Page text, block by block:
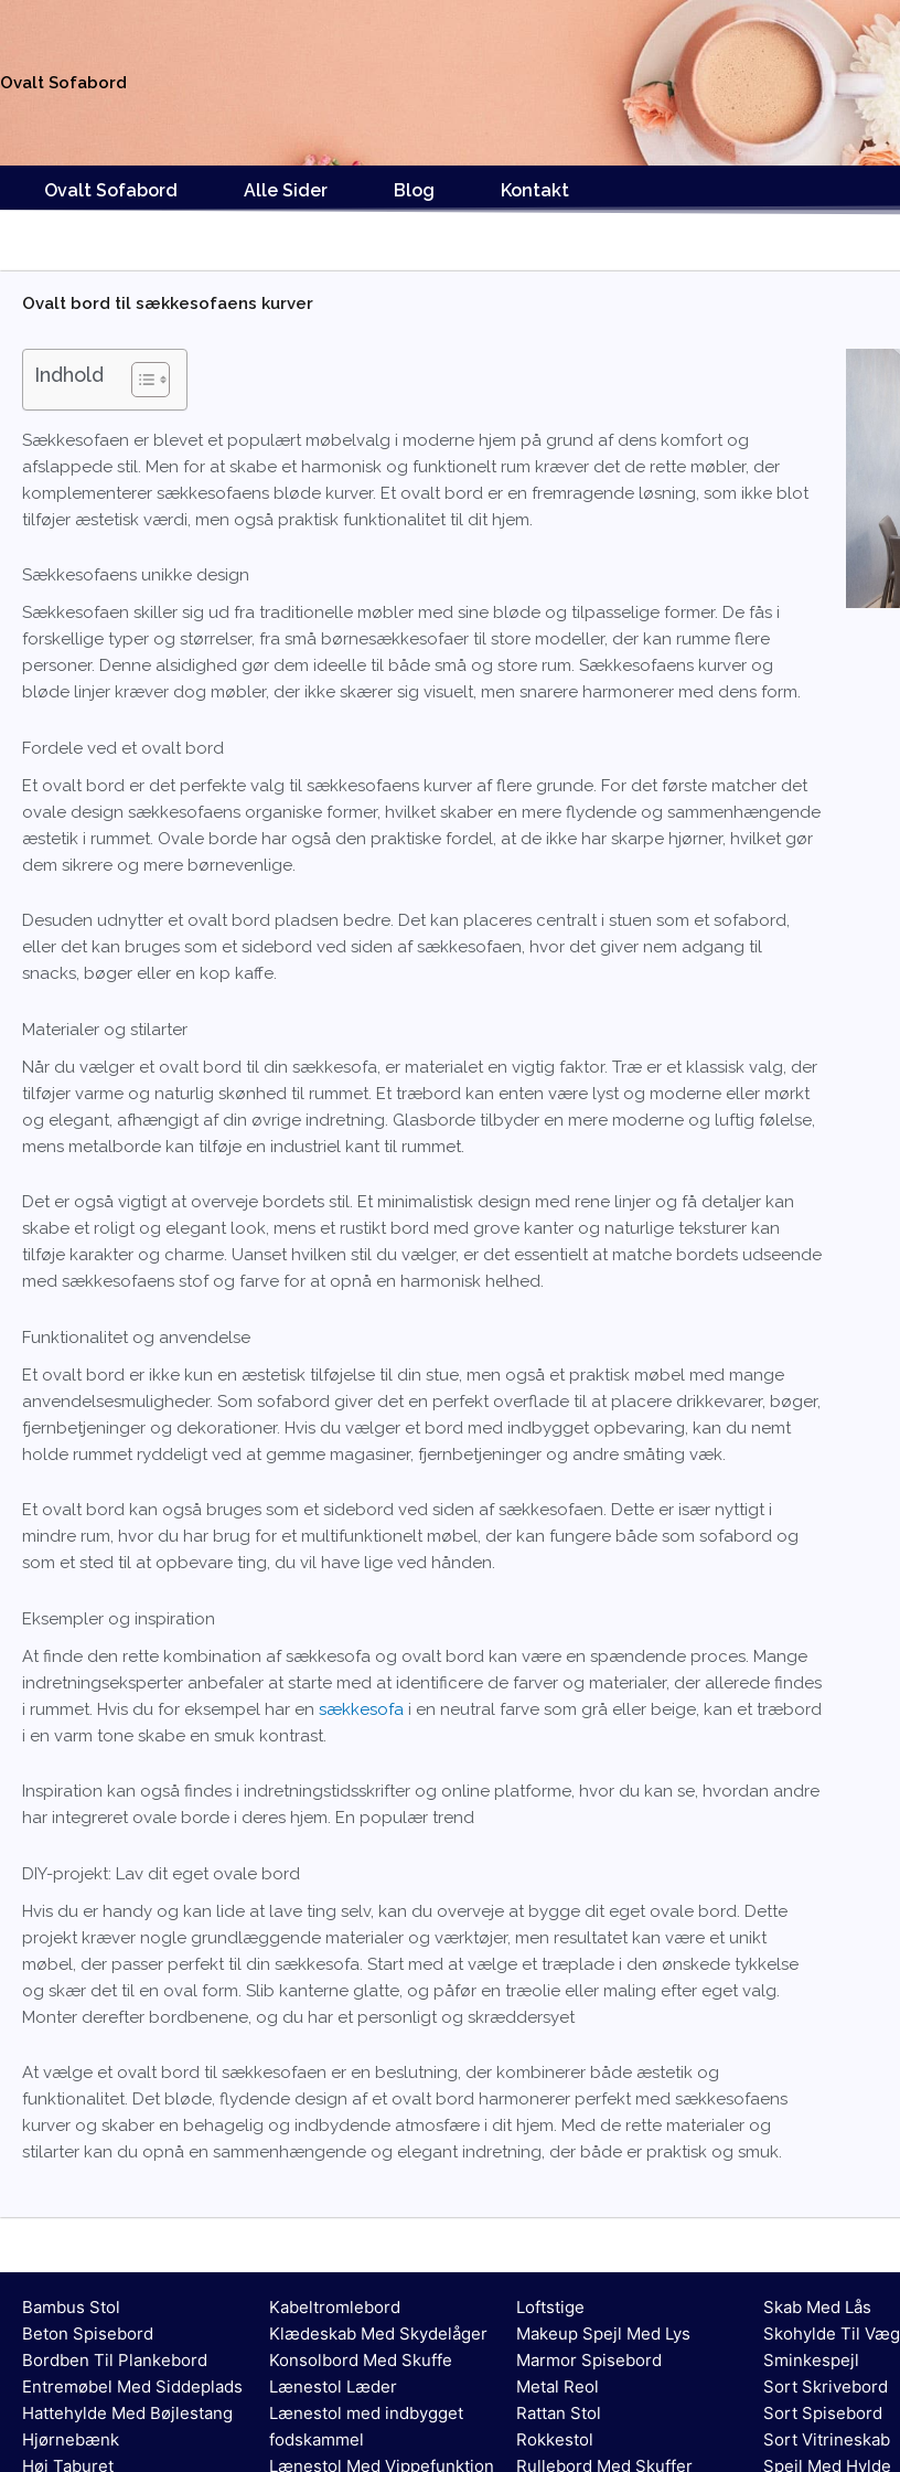
Ovalt Sofabord
Ovalt Sofabord Alle Sider Blog Kontakt
Ovalt bord til sækkesofaens kurver
Indhold
Sækkesofaen er blevet et populært møbelvalg i moderne hjem på grund af dens komfort og
afslappede stil. Men for at skabe et harmonisk og funktionelt rum kræver det de rette møbler, der
komplementerer sækkesofaens bløde kurver. Et ovalt bord er en fremragende løsning, som ikke blot
tilføjer æstetisk værdi, men også praktisk funktionalitet til dit hjem.
Sækkesofaens unikke design
Sækkesofaen skiller sig ud fra traditionelle møbler med sine bløde og tilpasselige former. De fås i
forskellige typer og størrelser, fra små børnesækkesofaer til store modeller, der kan rumme flere
personer. Denne alsidighed gør dem ideelle til både små og store rum. Sækkesofaens kurver og
bløde linjer kræver dog møbler, der ikke skærer sig visuelt, men snarere harmonerer med dens form.
Fordele ved et ovalt bord
Et ovalt bord er det perfekte valg til sækkesofaens kurver af flere grunde. For det første matcher det
ovale design sækkesofaens organiske former, hvilket skaber en mere flydende og sammenhængende
æstetik i rummet. Ovale borde har også den praktiske fordel, at de ikke har skarpe hjørner, hvilket gør
dem sikrere og mere børnevenlige.
Desuden udnytter et ovalt bord pladsen bedre. Det kan placeres centralt i stuen som et sofabord,
eller det kan bruges som et sidebord ved siden af sækkesofaen, hvor det giver nem adgang til
snacks, bøger eller en kop kaffe.
Materialer og stilarter
Når du vælger et ovalt bord til din sækkesofa, er materialet en vigtig faktor. Træ er et klassisk valg, der
tilføjer varme og naturlig skønhed til rummet. Et træbord kan enten være lyst og moderne eller mørkt
og elegant, afhængigt af din øvrige indretning. Glasborde tilbyder en mere moderne og luftig følelse,
mens metalborde kan tilføje en industriel kant til rummet.
Det er også vigtigt at overveje bordets stil. Et minimalistisk design med rene linjer og få detaljer kan
skabe et roligt og elegant look, mens et rustikt bord med grove kanter og naturlige teksturer kan
tilføje karakter og charme. Uanset hvilken stil du vælger, er det essentielt at matche bordets udseende
med sækkesofaens stof og farve for at opnå en harmonisk helhed.
Funktionalitet og anvendelse
Et ovalt bord er ikke kun en æstetisk tilføjelse til din stue, men også et praktisk møbel med mange
anvendelsesmuligheder. Som sofabord giver det en perfekt overflade til at placere drikkevarer, bøger,
fjernbetjeninger og dekorationer. Hvis du vælger et bord med indbygget opbevaring, kan du nemt
holde rummet ryddeligt ved at gemme magasiner, fjernbetjeninger og andre småting væk.
Et ovalt bord kan også bruges som et sidebord ved siden af sækkesofaen. Dette er især nyttigt i
mindre rum, hvor du har brug for et multifunktionelt møbel, der kan fungere både som sofabord og
som et sted til at opbevare ting, du vil have lige ved hånden.
Eksempler og inspiration
At finde den rette kombination af sækkesofa og ovalt bord kan være en spændende proces. Mange
indretningseksperter anbefaler at starte med at identificere de farver og materialer, der allerede findes
i rummet. Hvis du for eksempel har en sækkesofa i en neutral farve som grå eller beige, kan et træbord
i en varm tone skabe en smuk kontrast.
Inspiration kan også findes i indretningstidsskrifter og online platforme, hvor du kan se, hvordan andre
har integreret ovale borde i deres hjem. En populær trend
DIY-projekt: Lav dit eget ovale bord
Hvis du er handy og kan lide at lave ting selv, kan du overveje at bygge dit eget ovale bord. Dette
projekt kræver nogle grundlæggende materialer og værktøjer, men resultatet kan være et unikt
møbel, der passer perfekt til din sækkesofa. Start med at vælge et træplade i den ønskede tykkelse
og skær det til en oval form. Slib kanterne glatte, og påfør en træolie eller maling efter eget valg.
Monter derefter bordbenene, og du har et personligt og skræddersyet
At vælge et ovalt bord til sækkesofaen er en beslutning, der kombinerer både æstetik og
funktionalitet. Det bløde, flydende design af et ovalt bord harmonerer perfekt med sækkesofaens
kurver og skaber en behagelig og indbydende atmosfære i dit hjem. Med de rette materialer og
stilarter kan du opnå en sammenhængende og elegant indretning, der både er praktisk og smuk.
Bambus Stol
Beton Spisebord
Bordben Til Plankebord
Entremøbel Med Siddeplads
Hattehylde Med Bøjlestang
Hjørnebænk
Høj Taburet
Kabeltromlebord
Klædeskab Med Skydelåger
Konsolbord Med Skuffe
Lænestol Læder
Lænestol med indbygget
fodskammel
Lænestol Med Vippefunktion
Loftstige
Makeup Spejl Med Lys
Marmor Spisebord
Metal Reol
Rattan Stol
Rokkestol
Rullebord Med Skuffer
Skab Med Lås
Skohylde Til Væg
Sminkespejl
Sort Skrivebord
Sort Spisebord
Sort Vitrineskab
Spejl Med Hylde